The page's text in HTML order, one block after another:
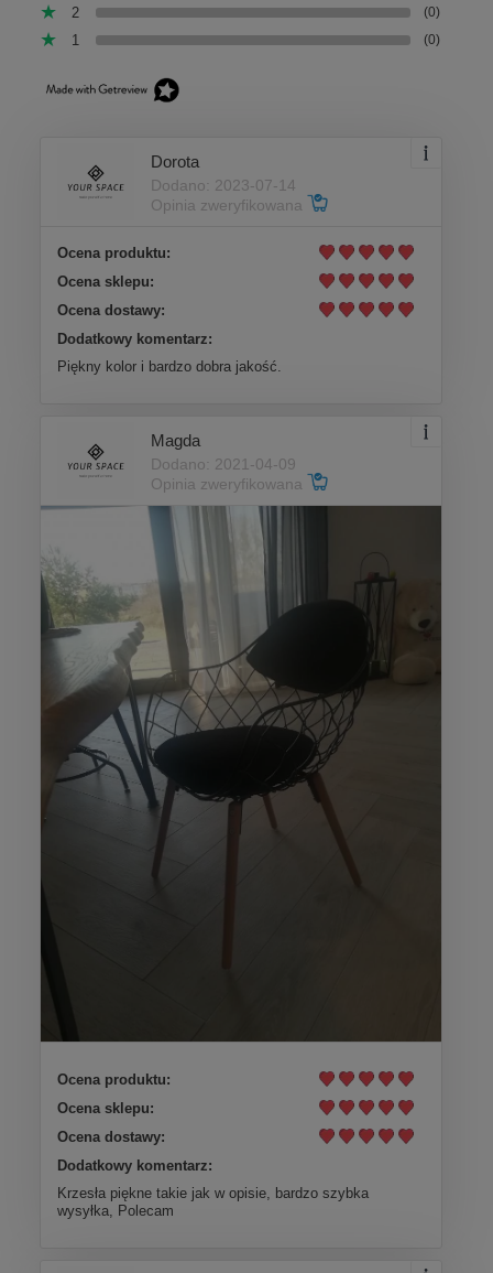
2 (0)
1 (0)
Dorota
Dodano: 2023-07-14
Opinia zweryfikowana
Ocena produktu:
Ocena sklepu:
Ocena dostawy:
Dodatkowy komentarz:
Piękny kolor i bardzo dobra jakość.
Magda
Dodano: 2021-04-09
Opinia zweryfikowana
Ocena produktu:
Ocena sklepu:
Ocena dostawy:
Dodatkowy komentarz:
Krzesła piękne takie jak w opisie, bardzo szybka
wysyłka, Polecam